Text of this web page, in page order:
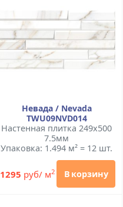
Невада / Nevada
TWU09NVD014
Настенная плитка 249x500
7.5мм
Упаковка: 1.494 м² = 12 шт.
1295 руб/ м2 В корзину